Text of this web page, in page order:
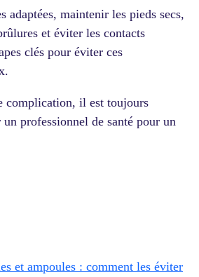
adaptées, maintenir les pieds secs,
et éviter les contacts
clés pour éviter ces
complication, il est toujours
professionnel de santé pour un
et ampoules : comment les éviter